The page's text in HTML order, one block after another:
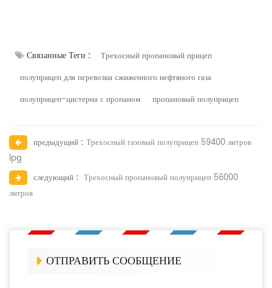
Связанные Теги :
Трехосный пропановый прицеп
полуприцеп для перевозки сжиженного нефтяного газа
полуприцеп-цистерна с пропаном
пропановый полуприцеп
предыдущий : Трехосный газовый полуприцеп 59400 литров
lpg
следующий : Трехосный пропановый полуприцеп 56000
литров
ОТПРАВИТЬ СООБЩЕНИЕ